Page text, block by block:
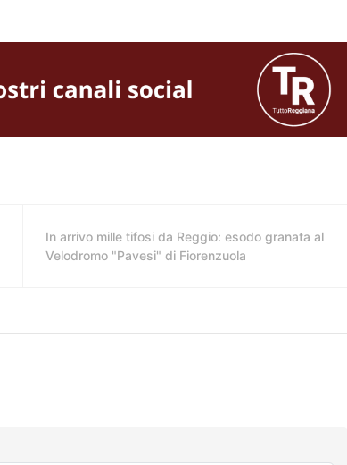
In arrivo mille tifosi da Reggio: esodo granata al
Velodromo "Pavesi" di Fiorenzuola